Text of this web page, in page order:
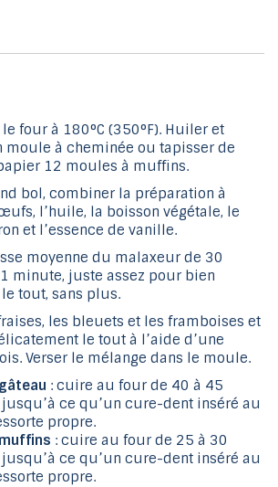
four à 180°C (350°F). Huiler et
moule à cheminée ou tapisser de
12 moules à muffins.
bol, combiner la préparation à
l’huile, la boisson végétale, le
et l’essence de vanille.
moyenne du malaxeur de 30
minute, juste assez pour bien
tout, sans plus.
les bleuets et les framboises et
le tout à l’aide d’une
Verser le mélange dans le moule.
: cuire au four de 40 à 45
ce qu’un cure-dent inséré au
propre.
: cuire au four de 25 à 30
ce qu’un cure-dent inséré au
propre.